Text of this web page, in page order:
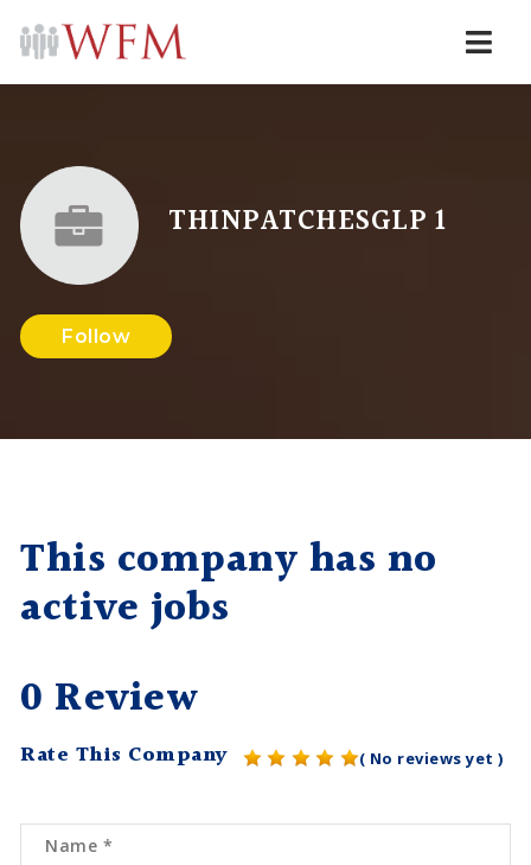
THINPATCHESGLP 1
Follow
This company has no
active jobs
0 Review
Rate This Company ( No reviews yet )